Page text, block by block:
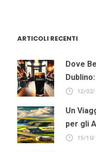
ARTICOLI RECENTI
Dove
12/02/
Un
per gli
15/10/